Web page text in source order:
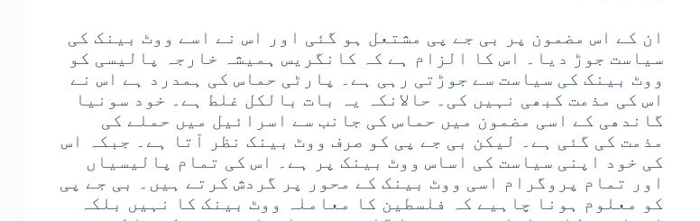
ان کے اس مضمون پر بی جے پی مشتعل ہو گئی اور اس نے اسے ووٹ بینک کی
سیاست جوڑ دیا۔ اس کا الزام ہے کہ کانگریس ہمیشہ خارجہ پالیسی کو
ووٹ بینک کی سیاست سے جوڑتی رہی ہے۔ پارٹی حماس کی ہمدرد ہے اس نے
اس کی مذمت کبھی نہیں کی۔ حالانکہ یہ بات بالکل غلط ہے۔ خود سونیا
گاندھی کے اسی مضمون میں حماس کی جانب سے اسرائیل میں حملے کی
مذمت کی گئی ہے۔ لیکن بی جے پی کو صرف ووٹ بینک نظر آتا ہے۔ جبکہ اس
کی خود اپنی سیاست کی اساس ووٹ بینک پر ہے۔ اس کی تمام پالیسیاں
اور تمام پروگرام اسی ووٹ بینک کے محور پر گردش کرتے ہیں۔ بی جے پی
کو معلوم ہونا چاہیے کہ فلسطین کا معاملہ ووٹ بینک کا نہیں بلکہ